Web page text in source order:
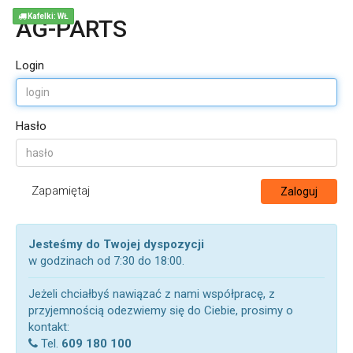
AG-PARTS
Login
Hasło
Zapamiętaj Zaloguj
Jesteśmy do Twojej dyspozycji
w godzinach od 7:30 do 18:00.
Jeżeli chciałbyś nawiązać z nami współpracę, z
przyjemnością odezwiemy się do Ciebie, prosimy o
kontakt:
Tel. 609 180 100
Kafelki: WŁ